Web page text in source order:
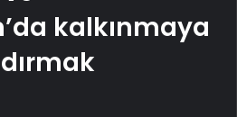
kalkınmaya